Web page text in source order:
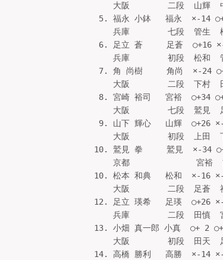
大阪        二段  山輝
5. 福永 小鉢   福永  ×-14
兵庫        七段  管生
6. 足立 蒼     足蒼  ○+16 ×-
兵庫        初段  松和
7. 角 尚樹     角尚  ×-24
大阪        二段  下村
8. 宮崎 裕司   宮裕  ○+34
大阪        七段  鷲見
9. 山下 輝心   山輝  ○+26
大阪        初段  上田
10. 鷲見 拳     鷲見  ×-34
京都              宮裕
10. 松本 和典   松和  ×-16
大阪        二段  足蒼
12. 足立 瑛希   足瑛  ○+26
兵庫        二段  田慎
13. 小畑 真一郎 小真  ○+ 2
大阪        初段  田天
14. 高橋 勝利   高勝  ×-14